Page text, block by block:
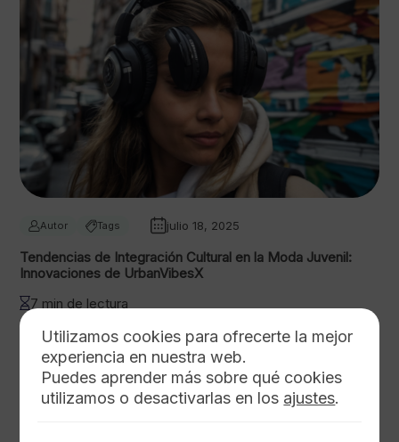
Autor Tags julio 18, 2025
Tendencias de Integración Cultural en la Moda Juvenil:
Innovaciones de UrbanVibesX
7 min de lectura
Utilizamos cookies para ofrecerte la mejor
experiencia en nuestra web.
Puedes aprender más sobre qué cookies
utilizamos o desactivarlas en los ajustes.